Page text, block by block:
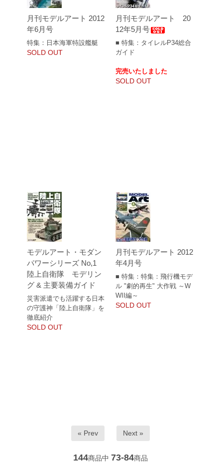
月刊モデルアート 2012
年6月号
特集：日本海軍特設艦艇
SOLD OUT
月刊モデルアート 20
12年5月号
■ 特集：タイレルP34総合
ガイド
完売いたしました
SOLD OUT
モデルアート・モダン
パワーシリーズ No,1
陸上自衛隊 モデリン
グ & 主要装備ガイド
災害派遣でも活躍する日本
の守護神「陸上自衛隊」を
徹底紹介
SOLD OUT
月刊モデルアート 2012
年4月号
■ 特集：特集：飛行機モデ
ル "劇的再生" 大作戦 ～W
WII編～
SOLD OUT
« Prev Next »
144商品中 73-84商品